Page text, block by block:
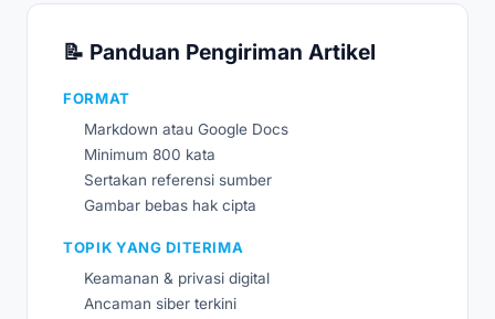
📝 Panduan Pengiriman Artikel
FORMAT
Markdown atau Google Docs
Minimum 800 kata
Sertakan referensi sumber
Gambar bebas hak cipta
TOPIK YANG DITERIMA
Keamanan & privasi digital
Ancaman siber terkini